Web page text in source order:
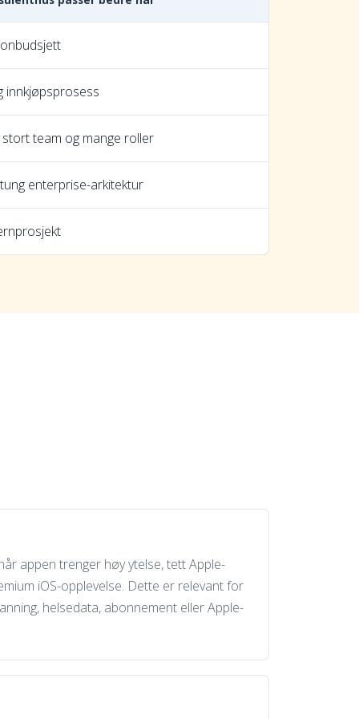
innkjøpsprosess
team og mange roller
enterprise-arkitektur
appen trenger høy ytelse, tett Apple-
iOS-opplevelse. Dette er relevant for
helsedata, abonnement eller Apple-